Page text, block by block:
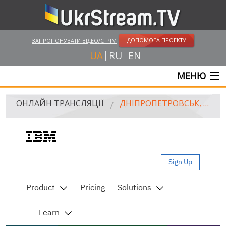
ЗАПРОПОНУВАТИ ВІДЕО/СТРІМ ДОПОМОГА ПРОЕКТУ
UA RU EN
МЕНЮ
ГОЛОВНА
UKRSTREAM.TV
ОНЛАЙН ТРАНСЛЯЦІЇ ДНІПРОПЕТРОВСЬК, ВИД НА ВУЛИЦЮ МАРШАЛА МАЛИНОВСЬКОГО І ЦЕНТРАЛЬНИЙ МІСТ